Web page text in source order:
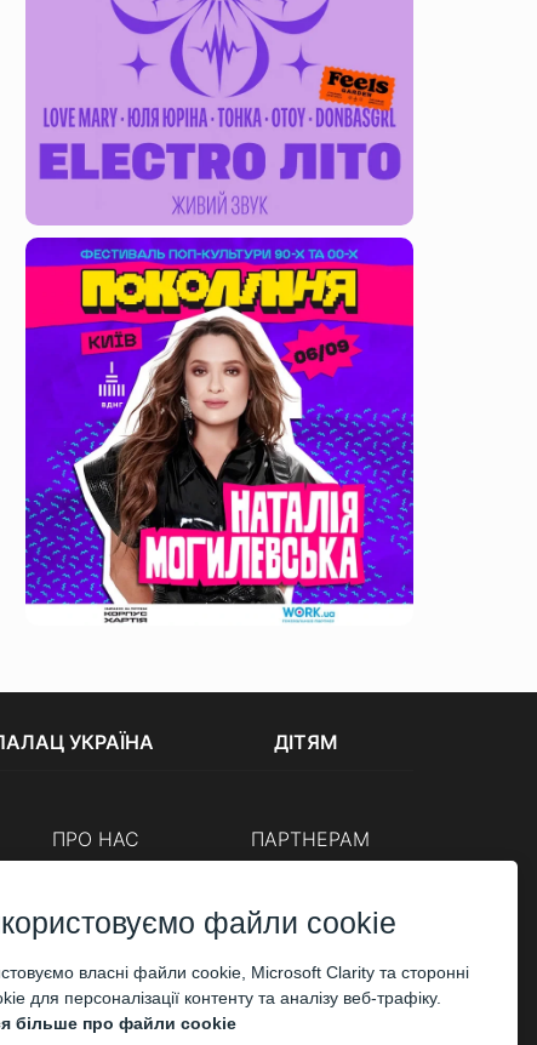
УКРАЇНА ДІТЯМ
ПРО НАС ПАРТНЕРАМ
Корпоративним клієнтам
файли cookie
власні файли cookie, Microsoft Clarity та сторонні
для персоналізації контенту та аналізу веб-трафіку.
більше про файли cookie